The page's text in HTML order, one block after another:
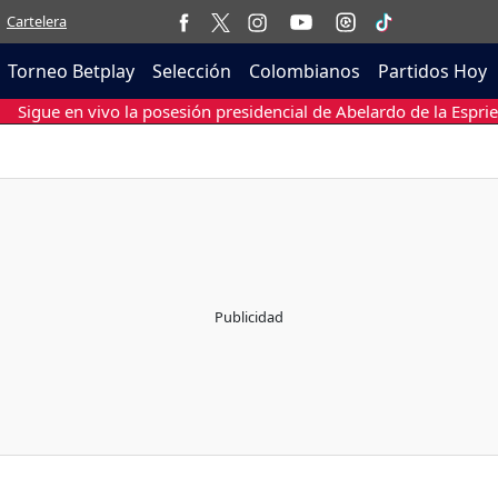
Cartelera
Torneo Betplay Selección Colombianos Partidos Hoy
Sigue en vivo la posesión presidencial de Abelardo de la